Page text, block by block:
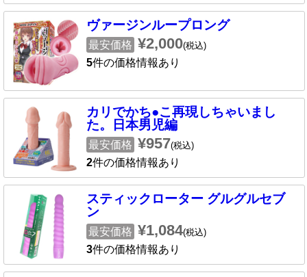
ヴァージンループロング
最安価格 ¥2,000(税込)
5件の価格情報あり
カリでかち●こ再現しちゃいまし
た。日本男児編
最安価格 ¥957(税込)
2件の価格情報あり
スティックローター グルグルセブ
ン
最安価格 ¥1,084(税込)
3件の価格情報あり